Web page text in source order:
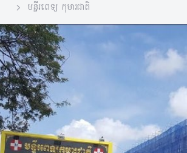
មន្ទីរពេទ្យ កុមារជាតិ​